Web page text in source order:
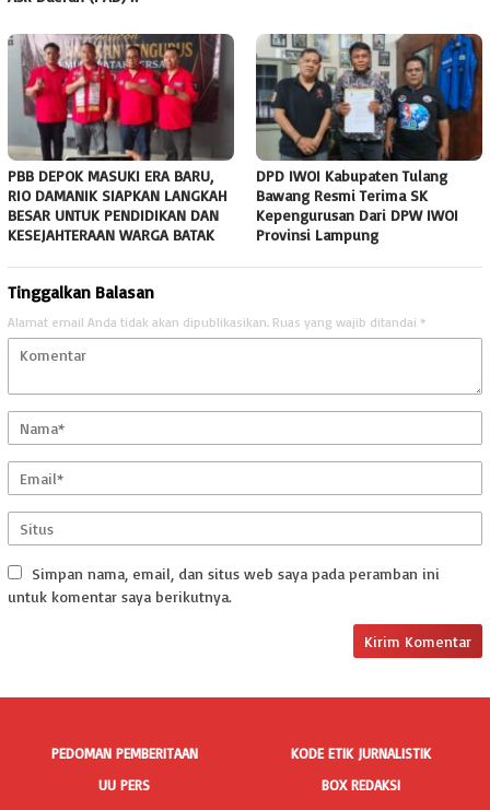
PBB DEPOK MASUKI ERA BARU,
RIO DAMANIK SIAPKAN LANGKAH
BESAR UNTUK PENDIDIKAN DAN
KESEJAHTERAAN WARGA BATAK
DPD IWOI Kabupaten Tulang
Bawang Resmi Terima SK
Kepengurusan Dari DPW IWOI
Provinsi Lampung ‎
Tinggalkan Balasan
Alamat email Anda tidak akan dipublikasikan. Ruas yang wajib ditandai *
Simpan nama, email, dan situs web saya pada peramban ini
untuk komentar saya berikutnya.
PEDOMAN PEMBERITAAN
KODE ETIK JURNALISTIK
UU PERS
BOX REDAKSI